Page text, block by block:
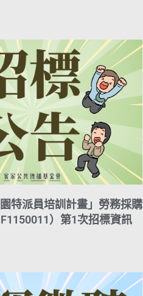
園特派員培訓計畫」勞務採購
）第1次招標資訊